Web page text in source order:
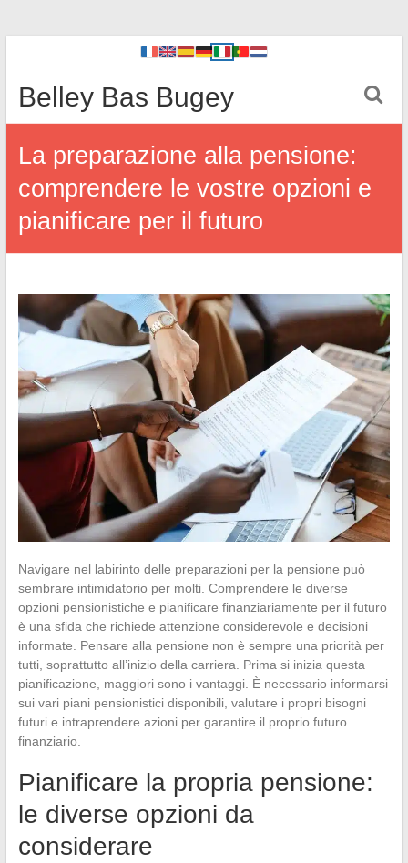
Belley Bas Bugey
La preparazione alla pensione:
comprendere le vostre opzioni e
pianificare per il futuro
Navigare nel labirinto delle preparazioni per la pensione può
sembrare intimidatorio per molti. Comprendere le diverse
opzioni pensionistiche e pianificare finanziariamente per il futuro
è una sfida che richiede attenzione considerevole e decisioni
informate. Pensare alla pensione non è sempre una priorità per
tutti, soprattutto all’inizio della carriera. Prima si inizia questa
pianificazione, maggiori sono i vantaggi. È necessario informarsi
sui vari piani pensionistici disponibili, valutare i propri bisogni
futuri e intraprendere azioni per garantire il proprio futuro
finanziario.
Pianificare la propria pensione:
le diverse opzioni da
considerare